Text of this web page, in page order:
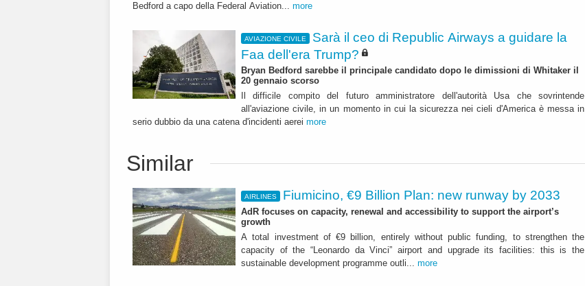
Bedford a capo della Federal Aviation... more
AVIAZIONE CIVILE
Sarà il ceo di Republic Airways a guidare la
Faa dell'era Trump?
Bryan Bedford sarebbe il principale candidato dopo le dimissioni di Whitaker il
20 gennaio scorso
Il difficile compito del futuro amministratore dell'autorità Usa che sovrintende
all'aviazione civile, in un momento in cui la sicurezza nei cieli d'America è messa in
serio dubbio da una catena d'incidenti aerei more
Similar
AIRLINES Fiumicino, €9 Billion Plan: new runway by 2033
AdR focuses on capacity, renewal and accessibility to support the airport’s
growth
A total investment of €9 billion, entirely without public funding, to strengthen the
capacity of the “Leonardo da Vinci” airport and upgrade its facilities: this is the
sustainable development programme outli... more